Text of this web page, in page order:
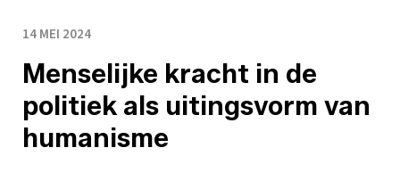
14 MEI 2024
Menselijke kracht in de
politiek als uitingsvorm van
humanisme